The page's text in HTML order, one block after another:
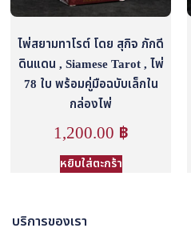
ไพ่สยามทาโรต์ โดย สุกิจ ภักดี
ดินแดน , Siamese Tarot , ไพ่
78 ใบ พร้อมคู่มือฉบับเล็กใน
กล่องไพ่
1,200.00 ฿
หยิบใส่ตะกร้า
บริการของเรา